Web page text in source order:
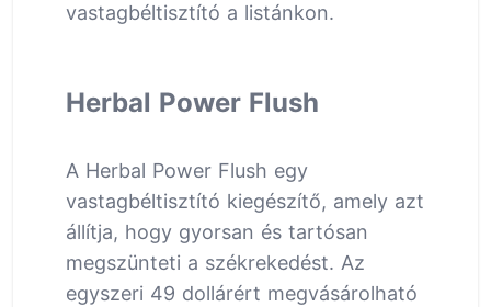
vastagbéltisztító a listánkon.
Herbal Power Flush
A Herbal Power Flush egy
vastagbéltisztító kiegészítő, amely azt
állítja, hogy gyorsan és tartósan
megszünteti a székrekedést. Az
egyszeri 49 dollárért megvásárolható